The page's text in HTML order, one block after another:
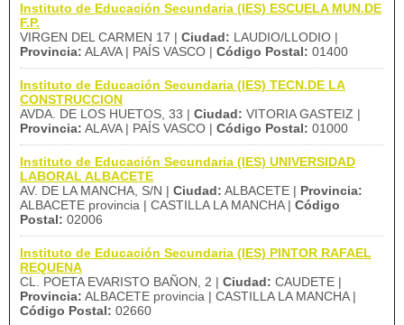
Instituto de Educación Secundaria (IES) ESCUELA MUN.DE
F.P.
VIRGEN DEL CARMEN 17 | Ciudad: LAUDIO/LLODIO |
Provincia: ALAVA | PAÍS VASCO | Código Postal: 01400
Instituto de Educación Secundaria (IES) TECN.DE LA
CONSTRUCCION
AVDA. DE LOS HUETOS, 33 | Ciudad: VITORIA GASTEIZ |
Provincia: ALAVA | PAÍS VASCO | Código Postal: 01000
Instituto de Educación Secundaria (IES) UNIVERSIDAD
LABORAL ALBACETE
AV. DE LA MANCHA, S/N | Ciudad: ALBACETE | Provincia:
ALBACETE provincia | CASTILLA LA MANCHA | Código
Postal: 02006
Instituto de Educación Secundaria (IES) PINTOR RAFAEL
REQUENA
CL. POETA EVARISTO BAÑON, 2 | Ciudad: CAUDETE |
Provincia: ALBACETE provincia | CASTILLA LA MANCHA |
Código Postal: 02660